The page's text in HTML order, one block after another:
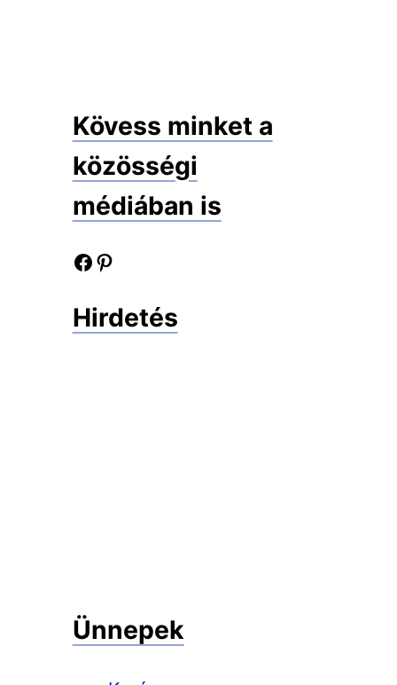
Kövess minket a
közösségi
médiában is
Facebook oldalunk Pinterest oldalunk
Hirdetés
Ünnepek